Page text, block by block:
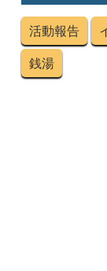
活動報告
銭湯